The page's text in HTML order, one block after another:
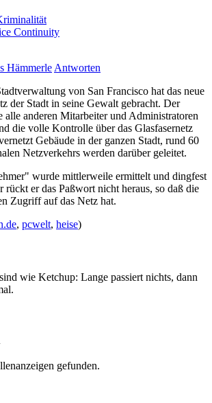
Continuity
Hämmerle Antworten
von San Francisco hat das neue
der Stadt in seine Gewalt gebracht. Der
alle anderen Mitarbeiter und Administratoren
die volle Kontrolle über das Glasfasernetz
Gebäude in der ganzen Stadt, rund 60
Netzverkehrs werden darüber geleitet.
wurde mittlerweile ermittelt und dingfest
rückt er das Paßwort nicht heraus, so daß die
Zugriff auf das Netz hat.
, pcwelt, heise)
wie Ketchup: Lange passiert nichts, dann
gefunden.